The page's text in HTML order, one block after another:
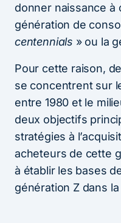
donner naissance à
génération de
centennials » ou la
Pour cette raison,
se concentrent sur
entre 1980 et le
deux objectifs
stratégies à
acheteurs de cette
à établir les bases
génération Z dans